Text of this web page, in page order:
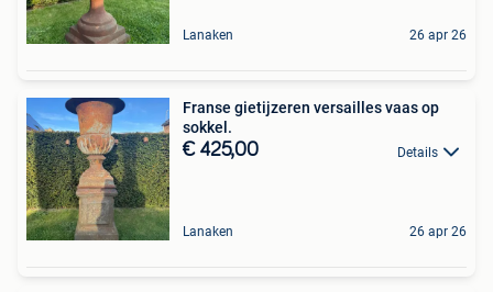
Lanaken 26 apr 26
Franse gietijzeren versailles vaas op
sokkel.
€ 425,00 Details
Lanaken 26 apr 26